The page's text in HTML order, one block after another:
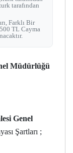
tarafından
Farklı Bir
TL Cayma
Müdürlüğü
Genel
Şartları ;